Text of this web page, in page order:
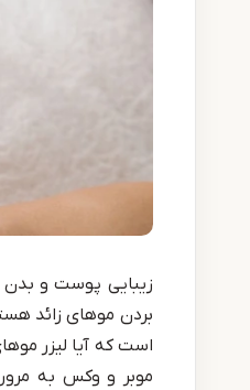
زیبایی پوست و بدن
بردن موهای زائد
است که آیا لیزر
موبر و وکس به مرور